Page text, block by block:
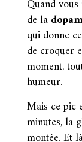
Quand
de la
qui donne
de croquer
moment,
humeur.
Mais ce pic
minutes, la
montée. Et